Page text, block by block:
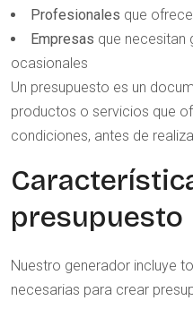
Profesionales que
Empresas que necesitan
ocasionales
Un presupuesto es un
productos o servicios que
condiciones, antes de
presupuesto
Nuestro generador incluye
necesarias para crear